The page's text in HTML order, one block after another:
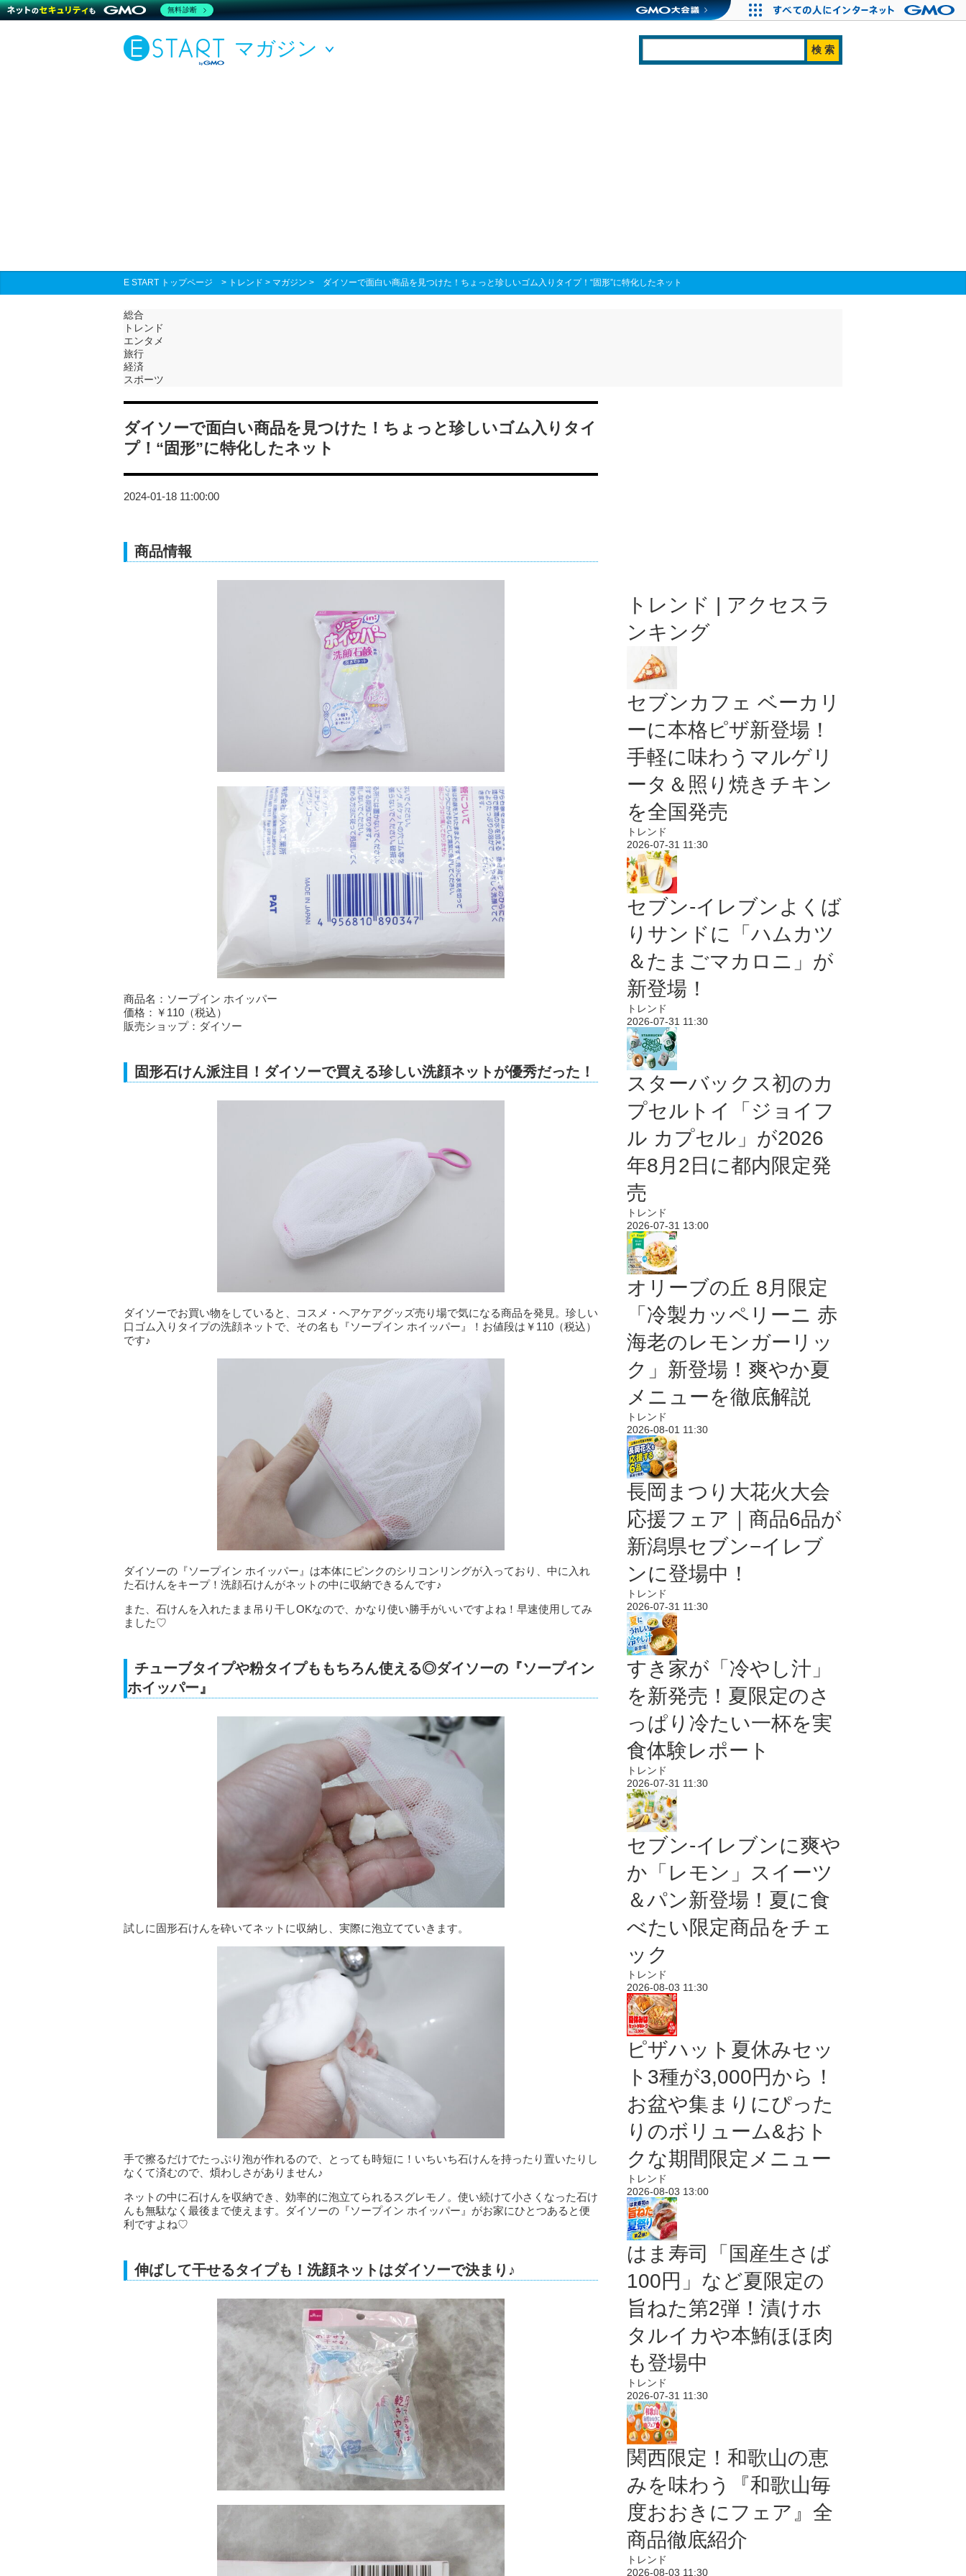
マガジン
E START トップページ > トレンド > マガジン > ダイソーで面白い商品を見つけた！ちょっと珍しいゴム入りタイプ！“固形”に特化したネット
総合
トレンド
エンタメ
旅行
経済
スポーツ
ダイソーで面白い商品を見つけた！ちょっと珍しいゴム入りタイ
プ！“固形”に特化したネット
2024-01-18 11:00:00
商品情報
商品名：ソープイン ホイッパー
価格：￥110（税込）
販売ショップ：ダイソー
固形石けん派注目！ダイソーで買える珍しい洗顔ネットが優秀だった！
ダイソーでお買い物をしていると、コスメ・ヘアケアグッズ売り場で気になる商品を発見。珍しい
口ゴム入りタイプの洗顔ネットで、その名も『ソープイン ホイッパー』！お値段は￥110（税込）
です♪
ダイソーの『ソープイン ホイッパー』は本体にピンクのシリコンリングが入っており、中に入れ
た石けんをキープ！洗顔石けんがネットの中に収納できるんです♪
また、石けんを入れたまま吊り干しOKなので、かなり使い勝手がいいですよね！早速使用してみ
ました♡
チューブタイプや粉タイプももちろん使える◎ダイソーの『ソープイン
ホイッパー』
試しに固形石けんを砕いてネットに収納し、実際に泡立てていきます。
手で擦るだけでたっぷり泡が作れるので、とっても時短に！いちいち石けんを持ったり置いたりし
なくて済むので、煩わしさがありません♪
ネットの中に石けんを収納でき、効率的に泡立てられるスグレモノ。使い続けて小さくなった石け
んも無駄なく最後まで使えます。ダイソーの『ソープイン ホイッパー』がお家にひとつあると便
利ですよね♡
伸ばして干せるタイプも！洗顔ネットはダイソーで決まり♪
トレンド | アクセスラ
ンキング
セブンカフェ ベーカリ
ーに本格ピザ新登場！
手軽に味わうマルゲリ
ータ＆照り焼きチキン
を全国発売
トレンド
2026-07-31 11:30
セブン‐イレブンよくば
りサンドに「ハムカツ
＆たまごマカロニ」が
新登場！
トレンド
2026-07-31 11:30
スターバックス初のカ
プセルトイ「ジョイフ
ル カプセル」が2026
年8月2日に都内限定発
売
トレンド
2026-07-31 13:00
オリーブの丘 8月限定
「冷製カッペリーニ 赤
海老のレモンガーリッ
ク」新登場！爽やか夏
メニューを徹底解説
トレンド
2026-08-01 11:30
長岡まつり大花火大会
応援フェア｜商品6品が
新潟県セブン−イレブ
ンに登場中！
トレンド
2026-07-31 11:30
すき家が「冷やし汁」
を新発売！夏限定のさ
っぱり冷たい一杯を実
食体験レポート
トレンド
2026-07-31 11:30
セブン‐イレブンに爽や
か「レモン」スイーツ
＆パン新登場！夏に食
べたい限定商品をチェ
ック
トレンド
2026-08-03 11:30
ピザハット夏休みセッ
ト3種が3,000円から！
お盆や集まりにぴった
りのボリューム&おト
クな期間限定メニュー
トレンド
2026-08-03 13:00
はま寿司「国産生さば
100円」など夏限定の
旨ねた第2弾！漬けホ
タルイカや本鮪ほほ肉
も登場中
トレンド
2026-07-31 11:30
関西限定！和歌山の恵
みを味わう『和歌山毎
度おおきにフェア』全
商品徹底紹介
トレンド
2026-08-03 11:30
無料診断